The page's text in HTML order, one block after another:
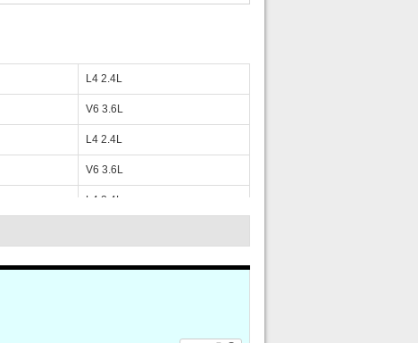
L4 2.4L
V6 3.6L
L4 2.4L
V6 3.6L
L4 2.4L